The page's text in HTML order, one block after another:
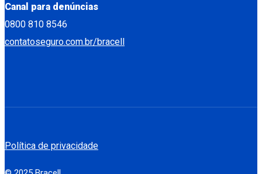
Canal para denúncias
0800 810 8546
contatoseguro.com.br/bracell
Política de privacidade